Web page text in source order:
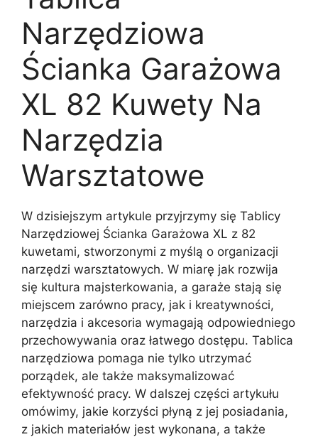
Narzędziowa
Ścianka Garażowa
XL 82 Kuwety Na
Narzędzia
Warsztatowe
W dzisiejszym artykule przyjrzymy się Tablicy
Narzędziowej Ścianka Garażowa XL z 82
kuwetami, stworzonymi z myślą o organizacji
narzędzi warsztatowych. W miarę jak rozwija
się kultura majsterkowania, a garaże stają się
miejscem zarówno pracy, jak i kreatywności,
narzędzia i akcesoria wymagają odpowiedniego
przechowywania oraz łatwego dostępu. Tablica
narzędziowa pomaga nie tylko utrzymać
porządek, ale także maksymalizować
efektywność pracy. W dalszej części artykułu
omówimy, jakie korzyści płyną z jej posiadania,
z jakich materiałów jest wykonana, a także